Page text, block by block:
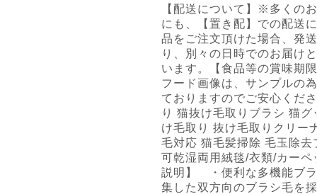
【配送について】※多くの
にも、【置き配】での配送
品をご注文頂けた場合、発
り、別々の日時でのお届け
います。【食品等の賞味期
フード画像は、サンプルの
ておりますのでご安心くだ
り 猫抜け毛取りブラシ 猫
け毛取り 抜け毛取りクリー
毛対応 猫毛髪掃除 毛玉除
可乾湿両用絨毯/衣類/カー
説明】 ・便利な多機能ブ
集した双方向のブラシ毛を